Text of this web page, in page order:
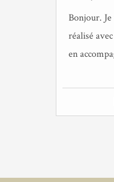
Bonjour.
réalisé
en